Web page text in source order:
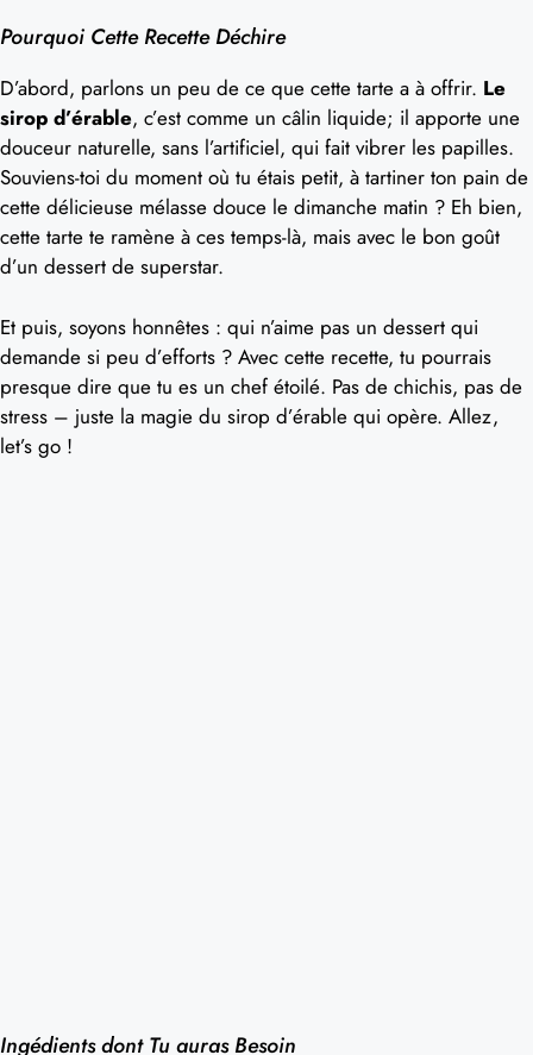
Pourquoi Cette Recette Déchire
D’abord, parlons un peu de ce que cette tarte a à offrir. Le
sirop d’érable, c’est comme un câlin liquide; il apporte une
douceur naturelle, sans l’artificiel, qui fait vibrer les papilles.
Souviens-toi du moment où tu étais petit, à tartiner ton pain de
cette délicieuse mélasse douce le dimanche matin ? Eh bien,
cette tarte te ramène à ces temps-là, mais avec le bon goût
d’un dessert de superstar.
Et puis, soyons honnêtes : qui n’aime pas un dessert qui
demande si peu d’efforts ? Avec cette recette, tu pourrais
presque dire que tu es un chef étoilé. Pas de chichis, pas de
stress – juste la magie du sirop d’érable qui opère. Allez,
let’s go !
Ingédients dont Tu auras Besoin